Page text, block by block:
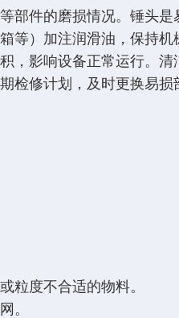
部件的磨损情况。锤头
等）加注润滑油，保持
，影响设备正常运行。
检修计划，及时更换易
粒度不合适的物料。
。